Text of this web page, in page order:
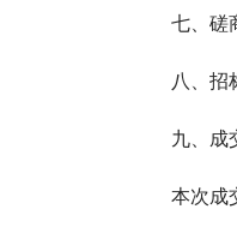
七、磋
八、招
九、成
本次成